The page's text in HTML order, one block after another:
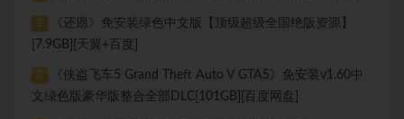
2
《还愿》免安装绿色中文版【顶级超级全国绝版资源】
[7.9GB][天翼+百度]
3
《侠盗飞车5 Grand Theft Auto V GTA5》免安装v1.60中
文绿色版豪华版整合全部DLC[101GB][百度网盘]